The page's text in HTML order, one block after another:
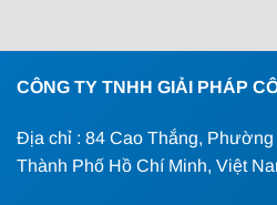
CÔNG TY TNHH GIẢI PHÁP
Địa chỉ : 84 Cao Thắng, Phường
Thành Phố Hồ Chí Minh, Việt